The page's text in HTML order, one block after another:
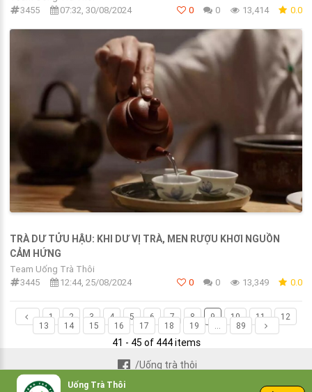
3455
07:32, 30/08/2024 0 0 13,414 0.0
TRÀ DƯ TỬU HẬU: KHI DƯ VỊ TRÀ, MEN RƯỢU KHƠI NGUỒN
CẢM HỨNG
Team Uống Trà Thôi
3445
12:44, 25/08/2024 0 0 13,349 0.0
1 2 3 4 5 6 7 8 9 10 11
12
13
14 15 16 17 18 19 89
41 - 45 of 444 items
/Uống trà thôi
© 2021 UongTraThoi.com
Uống Trà Thôi